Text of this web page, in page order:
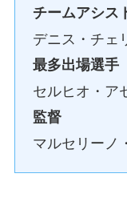
チームアシス
デニス・チェ
最多出場選手
セルヒオ・ア
監督
マルセリーノ